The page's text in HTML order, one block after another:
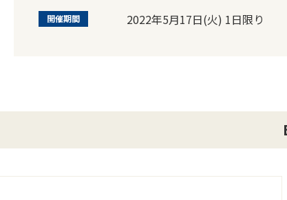
開催期間 2022年5月17日(火) 1日限り